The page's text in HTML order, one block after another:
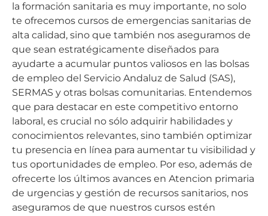
la formación sanitaria es muy importante, no solo
te ofrecemos cursos de emergencias sanitarias de
alta calidad, sino que también nos aseguramos de
que sean estratégicamente diseñados para
ayudarte a acumular puntos valiosos en las bolsas
de empleo del Servicio Andaluz de Salud (SAS),
SERMAS y otras bolsas comunitarias. Entendemos
que para destacar en este competitivo entorno
laboral, es crucial no sólo adquirir habilidades y
conocimientos relevantes, sino también optimizar
tu presencia en línea para aumentar tu visibilidad y
tus oportunidades de empleo. Por eso, además de
ofrecerte los últimos avances en Atencion primaria
de urgencias y gestión de recursos sanitarios, nos
aseguramos de que nuestros cursos estén